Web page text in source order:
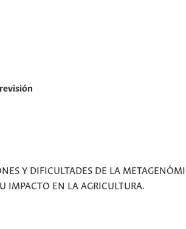
Y DIFICULTADES DE LA
IMPACTO EN LA AGRICULTURA.